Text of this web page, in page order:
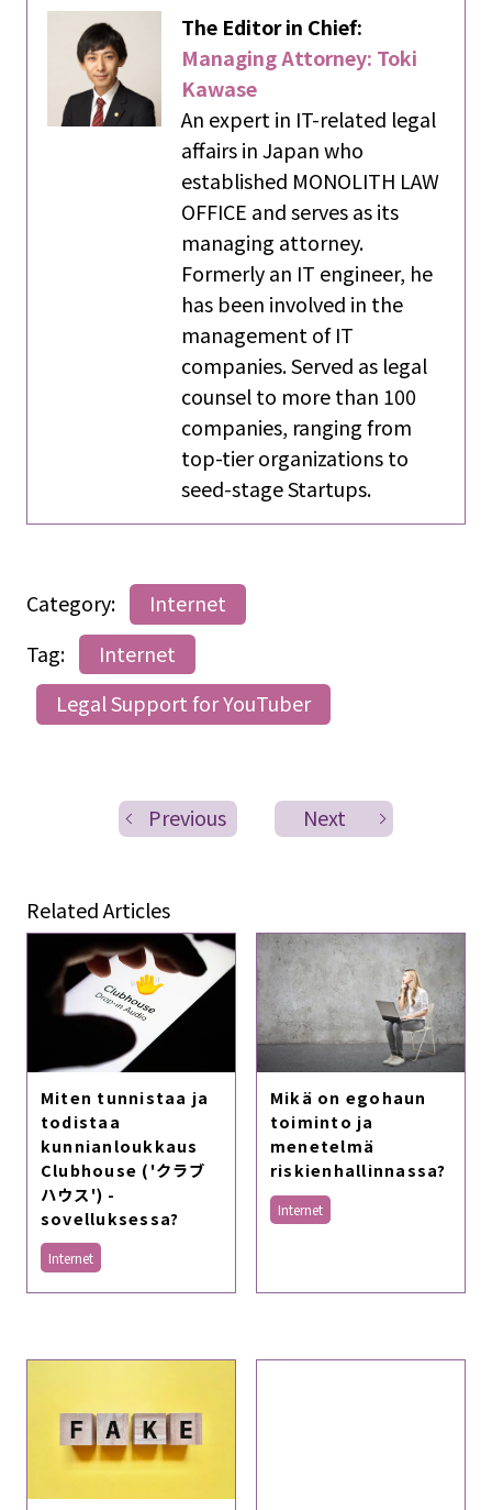
The Editor in Chief:
Managing Attorney: Toki
Kawase
An expert in IT-related legal
affairs in Japan who
established MONOLITH LAW
OFFICE and serves as its
managing attorney.
Formerly an IT engineer, he
has been involved in the
management of IT
companies. Served as legal
counsel to more than 100
companies, ranging from
top-tier organizations to
seed-stage Startups.
Category:
Internet
Tag:
Internet
Legal Support for YouTuber
Previous Next
Related Articles
Miten tunnistaa ja
todistaa
kunnianloukkaus
Clubhouse ('クラブ
ハウス') -
sovelluksessa?
Internet
Mikä on egohaun
toiminto ja
menetelmä
riskienhallinnassa?
Internet